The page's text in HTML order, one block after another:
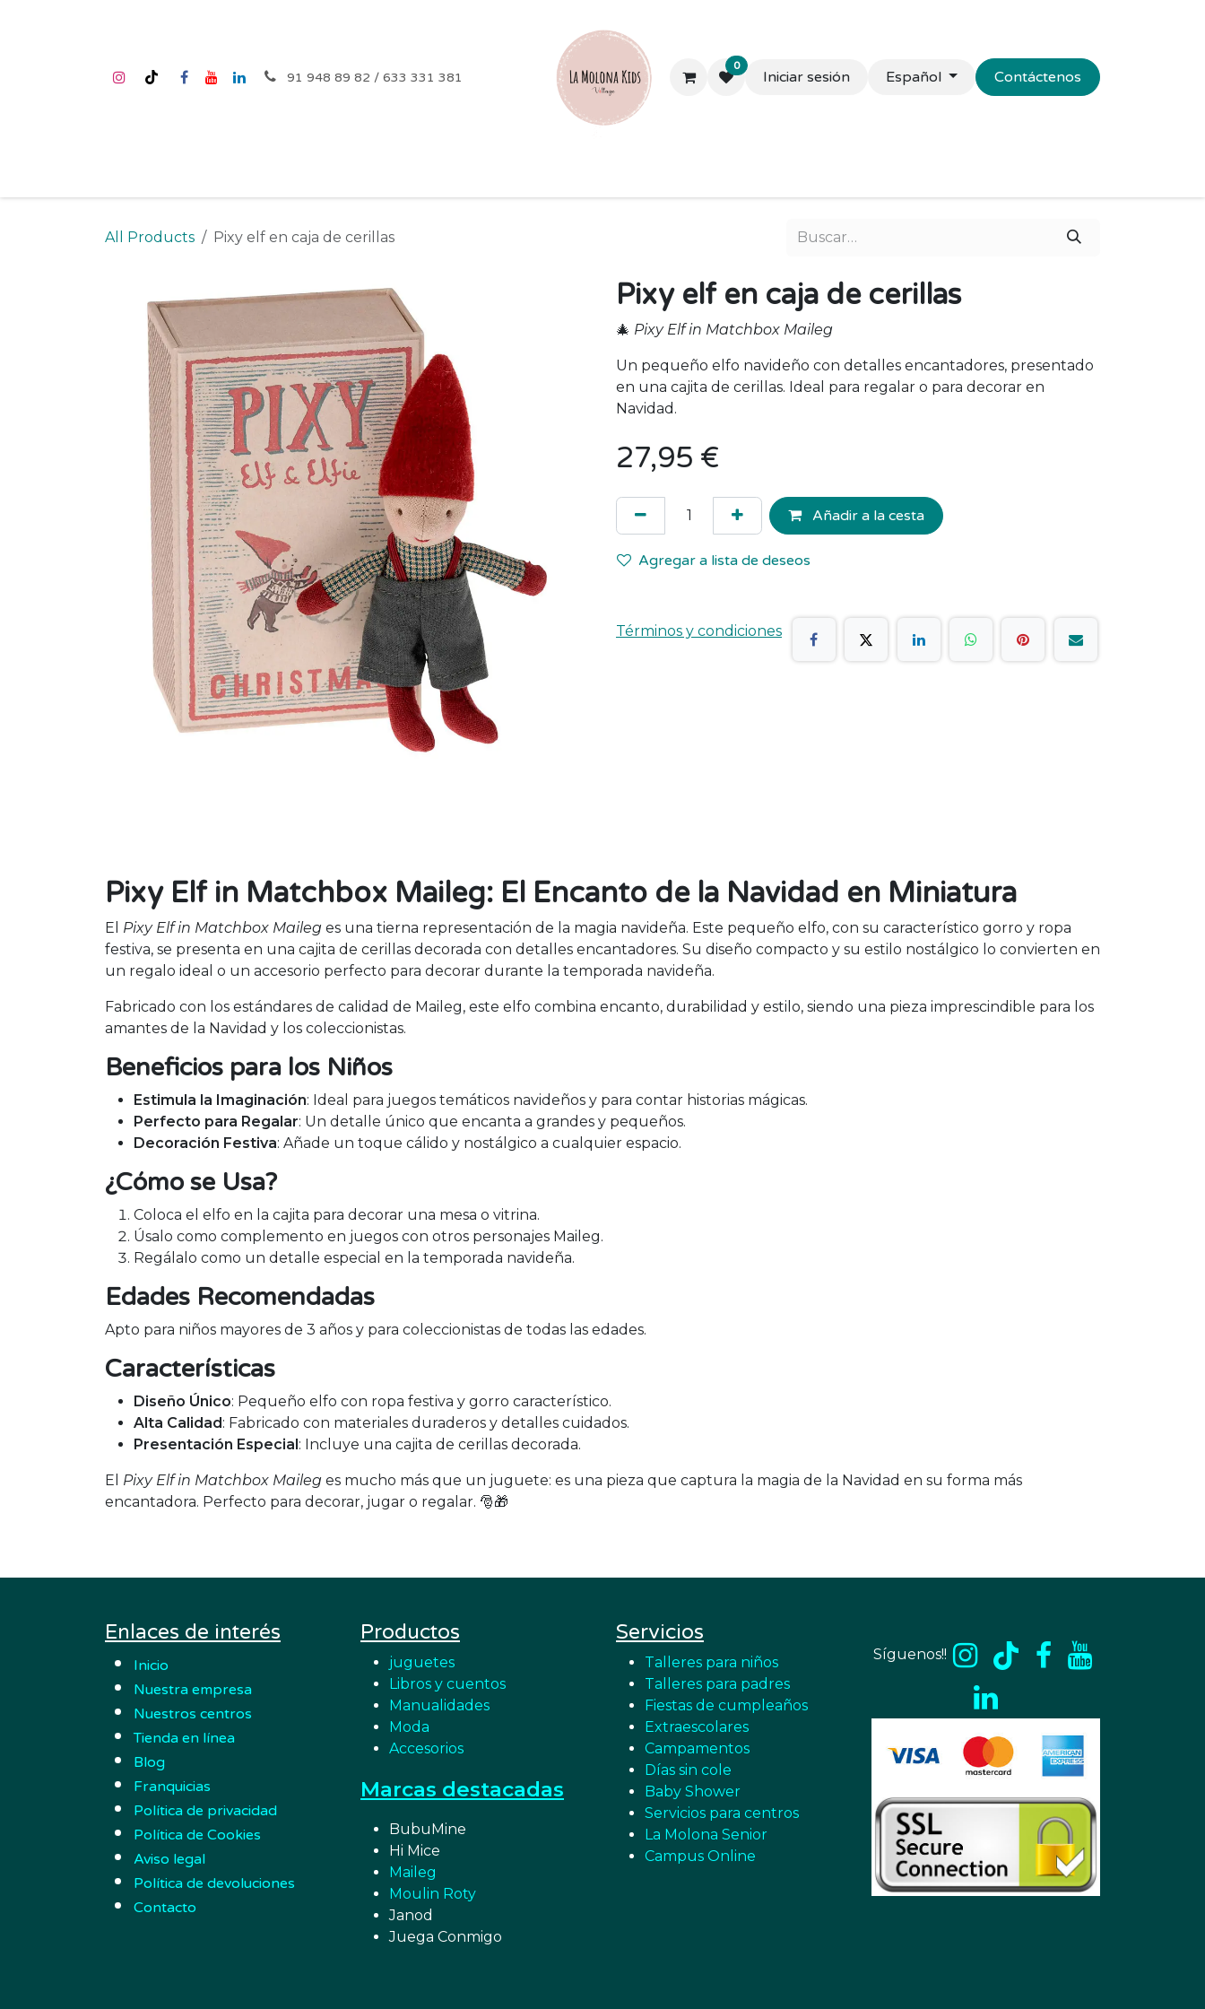
91 948 89 82 / 633 331 381
0
Iniciar sesión Español Contáctenos
All Products Pixy elf en caja de cerillas
Pixy elf en caja de cerillas
🎄 Pixy Elf in Matchbox Maileg
Un pequeño elfo navideño con detalles encantadores, presentado
en una cajita de cerillas. Ideal para regalar o para decorar en
Navidad.
27,95 €
Añadir a la cesta
Agregar a lista de deseos
Términos y condiciones
Pixy Elf in Matchbox Maileg: El Encanto de la Navidad en Miniatura
El Pixy Elf in Matchbox Maileg es una tierna representación de la magia navideña. Este pequeño elfo, con su característico gorro y ropa
festiva, se presenta en una cajita de cerillas decorada con detalles encantadores. Su diseño compacto y su estilo nostálgico lo convierten en
un regalo ideal o un accesorio perfecto para decorar durante la temporada navideña.
Fabricado con los estándares de calidad de Maileg, este elfo combina encanto, durabilidad y estilo, siendo una pieza imprescindible para los
amantes de la Navidad y los coleccionistas.
Beneficios para los Niños
Estimula la Imaginación: Ideal para juegos temáticos navideños y para contar historias mágicas.
Perfecto para Regalar: Un detalle único que encanta a grandes y pequeños.
Decoración Festiva: Añade un toque cálido y nostálgico a cualquier espacio.
¿Cómo se Usa?
Coloca el elfo en la cajita para decorar una mesa o vitrina.
Úsalo como complemento en juegos con otros personajes Maileg.
Regálalo como un detalle especial en la temporada navideña.
Edades Recomendadas
Apto para niños mayores de 3 años y para coleccionistas de todas las edades.
Características
Diseño Único: Pequeño elfo con ropa festiva y gorro característico.
Alta Calidad: Fabricado con materiales duraderos y detalles cuidados.
Presentación Especial: Incluye una cajita de cerillas decorada.
El Pixy Elf in Matchbox Maileg es mucho más que un juguete: es una pieza que captura la magia de la Navidad en su forma más
encantadora. Perfecto para decorar, jugar o regalar. 🎅🎁
Enlaces de interés
Inicio
Nuestra empresa
Nuestros centros
Tienda en línea
Blog
Franquicias
Política de privacidad
Política de Cookies
Aviso legal
Política de devoluciones
Contacto
Productos
juguetes
Libros y cuentos
Manualidades
Moda
Accesorios
Marcas destacadas
BubuMine
Hi Mice
Maileg
Moulin Roty
Janod
Juega Conmigo
Servicios
Talleres para niños
Talleres para padres
Fiestas de cumpleaños
Extraescolares
Campamentos
Días sin cole
Baby Shower
Servicios para centros
La Molona Senior
Campus Online
Síguenos!!